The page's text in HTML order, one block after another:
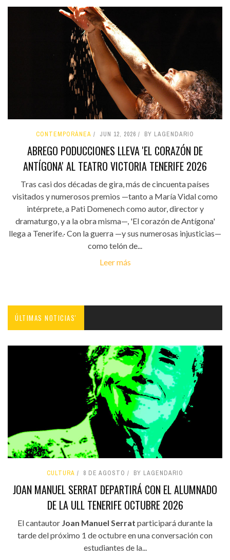
CONTEMPORÁNEA JUN 12, 2026 BY LAGENDARIO
ABREGO PODUCCIONES LLEVA 'EL CORAZÓN DE
ANTÍGONA' AL TEATRO VICTORIA TENERIFE 2026
Tras casi dos décadas de gira, más de cincuenta países
visitados y numerosos premios —tanto a María Vidal como
intérprete, a Pati Domenech como autor, director y
dramaturgo, y a la obra misma—, 'El corazón de Antígona'
llega a Tenerife.· Con la guerra —y sus numerosas injusticias—
como telón de...
Leer más
ÚLTIMAS NOTICIAS'
CULTURA 8 DE AGOSTO BY LAGENDARIO
JOAN MANUEL SERRAT DEPARTIRÁ CON EL ALUMNADO
DE LA ULL TENERIFE OCTUBRE 2026
El cantautor Joan Manuel Serrat participará durante la
tarde del próximo 1 de octubre en una conversación con
estudiantes de la...